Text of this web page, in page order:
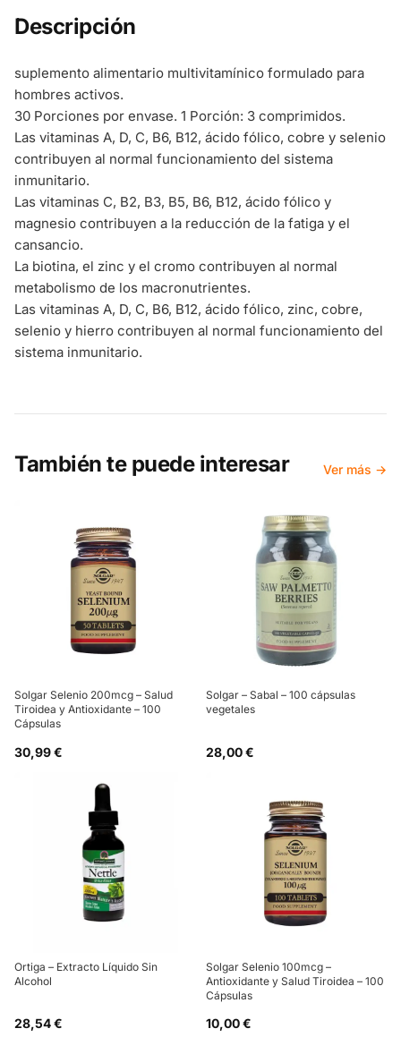
Descripción
suplemento alimentario multivitamínico formulado para
hombres activos.
30 Porciones por envase. 1 Porción: 3 comprimidos.
Las vitaminas A, D, C, B6, B12, ácido fólico, cobre y selenio
contribuyen al normal funcionamiento del sistema
inmunitario.
Las vitaminas C, B2, B3, B5, B6, B12, ácido fólico y
magnesio contribuyen a la reducción de la fatiga y el
cansancio.
La biotina, el zinc y el cromo contribuyen al normal
metabolismo de los macronutrientes.
Las vitaminas A, D, C, B6, B12, ácido fólico, zinc, cobre,
selenio y hierro contribuyen al normal funcionamiento del
sistema inmunitario.
También te puede interesar Ver más →
Solgar Selenio 200mcg – Salud
Tiroidea y Antioxidante – 100
Cápsulas
30,99 €
Solgar – Sabal – 100 cápsulas
vegetales
28,00 €
Ortiga – Extracto Líquido Sin
Alcohol
28,54 €
Solgar Selenio 100mcg –
Antioxidante y Salud Tiroidea – 100
Cápsulas
10,00 €